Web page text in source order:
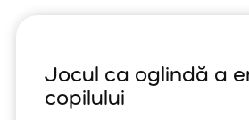
Jocul ca oglindă a
copilului